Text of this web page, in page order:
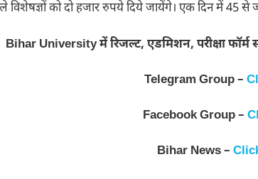
को दो हजार रुपये दिये जायेंगे। एक दिन में 45 से
Bihar University में रिजल्ट, एडमिशन, परीक्षा
Telegram Group –
Facebook Group –
Bihar News –